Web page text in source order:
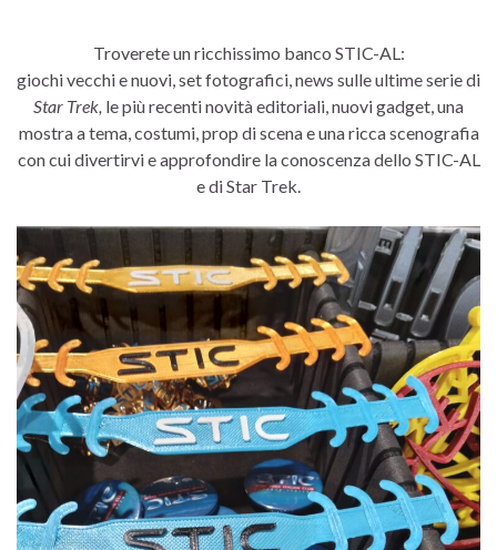
Troverete un ricchissimo banco STIC-AL:
giochi vecchi e nuovi, set fotografici, news sulle ultime serie di
Star Trek, le più recenti novità editoriali, nuovi gadget, una
mostra a tema, costumi, prop di scena e una ricca scenografia
con cui divertirvi e approfondire la conoscenza dello STIC-AL
e di Star Trek.